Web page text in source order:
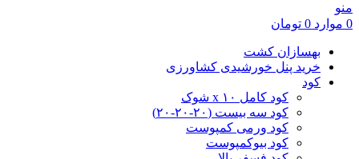
منو
0 موارد 0 تومان
بهسازان کشت
خرید پنل خورشیدی کشاورزی
کود
کود کامل ۱۰ x شوک
کود سه بیست (۲۰-۲۰-۲۰)
کود ورمی کمپوست
کود بیوکمپوست